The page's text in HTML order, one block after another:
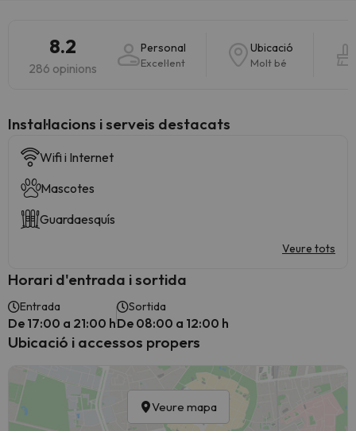
8.2
286 opinions
Personal
Excel·lent
Ubicació
Molt bé
Instal·lacions i serveis destacats
Wifi i Internet
Mascotes
Guardaesquís
Veure tots
Horari d'entrada i sortida
Entrada
De 17:00 a 21:00 h
Sortida
De 08:00 a 12:00 h
Ubicació i accessos propers
Veure mapa